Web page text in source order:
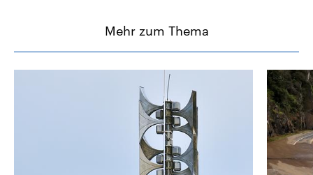
Mehr zum Thema